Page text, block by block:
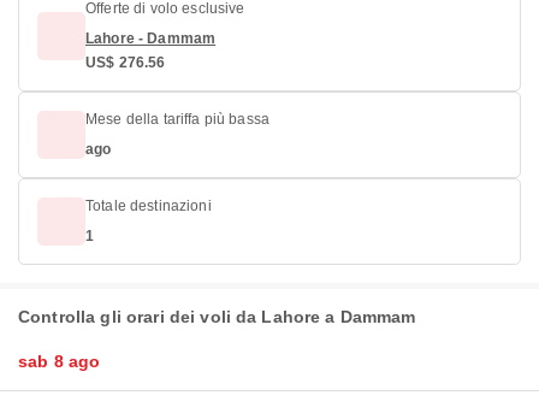
Offerte di volo esclusive
Lahore - Dammam
US$ 276.56
Mese della tariffa più bassa
ago
Totale destinazioni
1
Controlla gli orari dei voli da Lahore a Dammam
sab 8 ago